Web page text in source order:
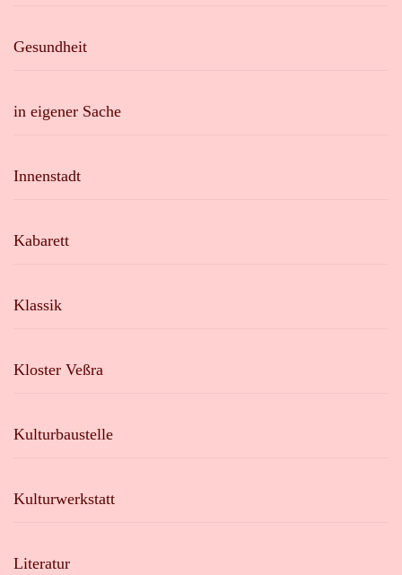
Gesundheit
in eigener Sache
Innenstadt
Kabarett
Klassik
Kloster Veßra
Kulturbaustelle
Kulturwerkstatt
Literatur